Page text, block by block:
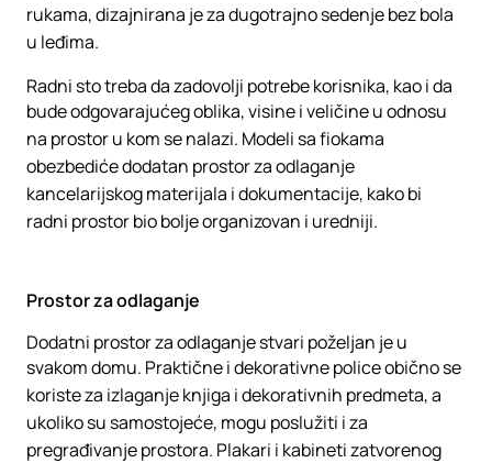
rukama, dizajnirana je za dugotrajno sedenje bez bola
u leđima.
Radni sto treba da zadovolji potrebe korisnika, kao i da
bude odgovarajućeg oblika, visine i veličine u odnosu
na prostor u kom se nalazi. Modeli sa fiokama
obezbediće dodatan prostor za odlaganje
kancelarijskog materijala i dokumentacije, kako bi
radni prostor bio bolje organizovan i uredniji.
Prostor za odlaganje
Dodatni prostor za odlaganje stvari poželjan je u
svakom domu. Praktične i dekorativne police obično se
koriste za izlaganje knjiga i dekorativnih predmeta, a
ukoliko su samostojeće, mogu poslužiti i za
pregrađivanje prostora. Plakari i kabineti zatvorenog